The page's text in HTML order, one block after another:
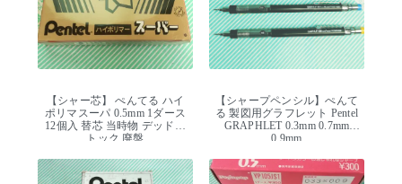
【シャー芯】 ぺんてる ハイ
ポリマスーパ 0.5mm 1ダース
12個入 替芯 当時物 デッドス
トック 廃盤
【シャープペンシル】ぺんて
る 製図用グラフレット Pentel
GRAPHLET 0.3mm 0.7mm
0.9mm